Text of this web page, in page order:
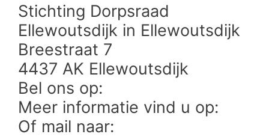
Stichting Dorpsraad
Ellewoutsdijk in Ellewoutsdijk
Breestraat 7
4437 AK Ellewoutsdijk
Bel ons op:
Meer informatie vind u op:
Of mail naar: